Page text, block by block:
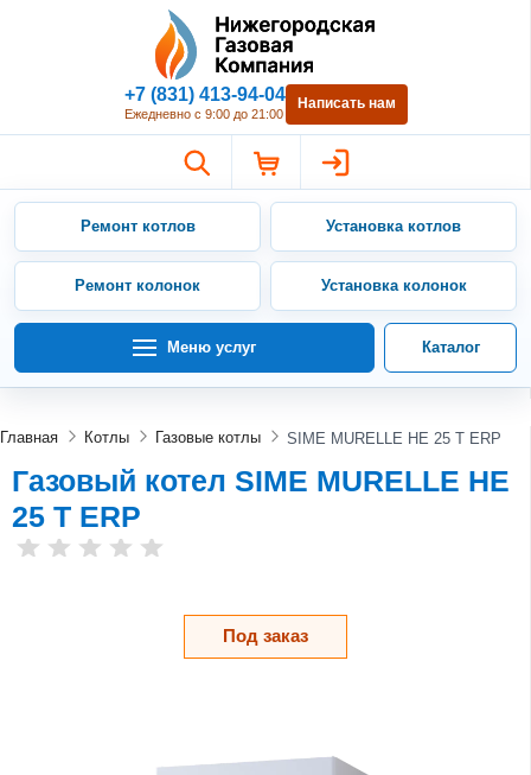
Нижегородская Газовая
+7 (831) 413-94-04
Ежедневно с 9:00 до 21:00
Написать нам
Ремонт котлов Установка котлов
Ремонт колонок Установка колонок
Меню услуг Каталог
Главная Котлы Газовые котлы SIME MURELLE HE 25 T ERP
Газовый котел SIME MURELLE HE
25 T ERP
Под заказ